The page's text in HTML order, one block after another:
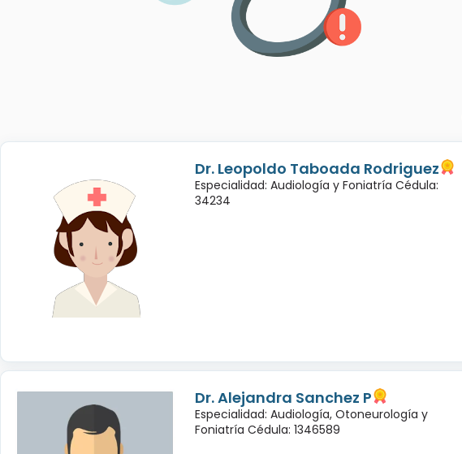
Dr. Leopoldo Taboada Rodriguez
Especialidad: Audiología y Foniatría Cédula:
34234
Dr. Alejandra Sanchez P
Especialidad: Audiología, Otoneurología y
Foniatría Cédula: 1346589